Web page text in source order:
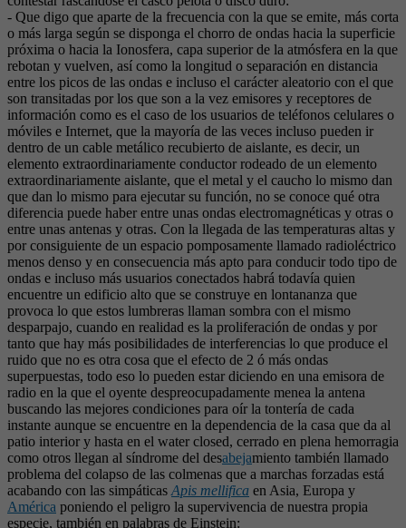
- Que digo que aparte de la frecuencia con la que se emite, más corta
o más larga según se disponga el chorro de ondas hacia la superficie
próxima o hacia la Ionosfera, capa superior de la atmósfera en la que
rebotan y vuelven, así como la longitud o separación en distancia
entre los picos de las ondas e incluso el carácter aleatorio con el que
son transitadas por los que son a la vez emisores y receptores de
información como es el caso de los usuarios de teléfonos celulares o
móviles e Internet, que la mayoría de las veces incluso pueden ir
dentro de un cable metálico recubierto de aislante, es decir, un
elemento extraordinariamente conductor rodeado de un elemento
extraordinariamente aislante, que el metal y el caucho lo mismo dan
que dan lo mismo para ejecutar su función, no se conoce qué otra
diferencia puede haber entre unas ondas electromagnéticas y otras o
entre unas antenas y otras. Con la llegada de las temperaturas altas y
por consiguiente de un espacio pomposamente llamado radioléctrico
menos denso y en consecuencia más apto para conducir todo tipo de
ondas e incluso más usuarios conectados habrá todavía quien
encuentre un edificio alto que se construye en lontananza que
provoca lo que estos lumbreras llaman sombra con el mismo
desparpajo, cuando en realidad es la proliferación de ondas y por
tanto que hay más posibilidades de interferencias lo que produce el
ruido que no es otra cosa que el efecto de 2 ó más ondas
superpuestas, todo eso lo pueden estar diciendo en una emisora de
radio en la que el oyente despreocupadamente menea la antena
buscando las mejores condiciones para oír la tontería de cada
instante aunque se encuentre en la dependencia de la casa que da al
patio interior y hasta en el water closed, cerrado en plena hemorragia
como otros llegan al síndrome del desabejamiento también llamado
problema del colapso de las colmenas que a marchas forzadas está
acabando con las simpáticas Apis mellifica en Asia, Europa y
América poniendo el peligro la supervivencia de nuestra propia
especie, también en palabras de Einstein: